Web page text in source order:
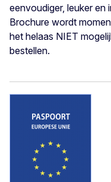
eenvoudiger, leuker en
Brochure wordt
het helaas NIET
bestellen.